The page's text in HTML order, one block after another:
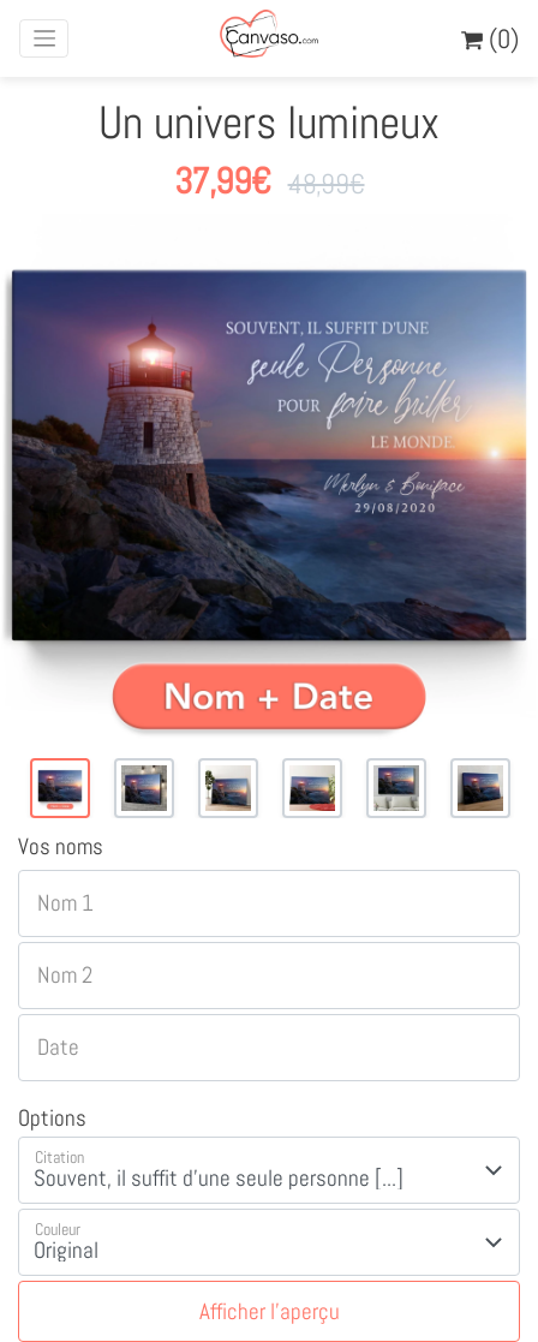
(0)
Un univers lumineux
37,99€ 48,99€
Vos noms
Nom 1
Nom 2
Date
Options
Citation
Couleur
Afficher l'aperçu